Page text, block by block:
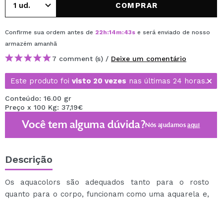
COMPRAR
Confirme sua ordem antes de 22h:14m:43s e será enviado de nosso
armazém amanhã
7 comment (s) / Deixe um comentário
Este produto foi visto 20 vezes nas últimas 24 horas.
Conteúdo: 16.00 gr
Preço x 100 Kg: 37,19€
Você tem alguma dúvida?Nós ajudamosaqui
Descrição
Os aquacolors são adequados tanto para o rosto
quanto para o corpo, funcionam como uma aquarela e,